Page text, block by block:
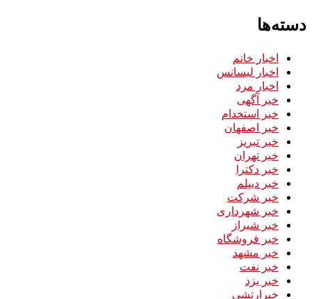
دسته‌ها
اخبار خانم
اخبار لیسانس
اخبار مرد
خبر آگهی
خبر استخدام
خبر اصفهان
خبر تبریز
خبر تهران
خبر دکترا
خبر دیپلم
خبر شرکت
خبر شهرداری
خبر شیراز
خبر فروشگاه
خبر مشهد
خبر نفت
خبر یزد
خبرارتشی